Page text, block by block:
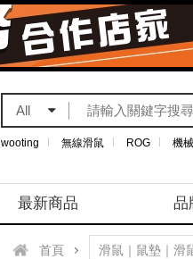
All
wooting 無線滑鼠 ROG 機
最新商品 品
首頁